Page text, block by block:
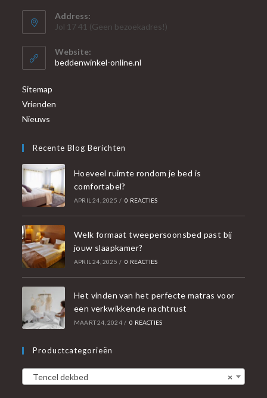
Address:
Jol 17 41 (Geen bezoekadres!)
Website:
beddenwinkel-online.nl
Sitemap
Vrienden
Nieuws
Recente Blog Berichten
Hoeveel ruimte rondom je bed is
comfortabel?
APRIL 24, 2025 / 0 REACTIES
Welk formaat tweepersoonsbed past bij
jouw slaapkamer?
APRIL 24, 2025 / 0 REACTIES
Het vinden van het perfecte matras voor
een verkwikkende nachtrust
MAART 24, 2024 / 0 REACTIES
Productcategorieën
×
Tencel dekbed